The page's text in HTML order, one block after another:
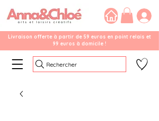
Livraison offerte à partir de 59 euros en point relais et
99 euros à domicile !
Rechercher